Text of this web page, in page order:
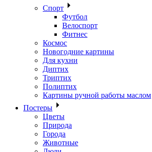
Спорт
Футбол
Велоспорт
Фитнес
Космос
Новогодние картины
Для кухни
Диптих
Триптих
Полиптих
Картины ручной работы маслом
Постеры
Цветы
Природа
Города
Животные